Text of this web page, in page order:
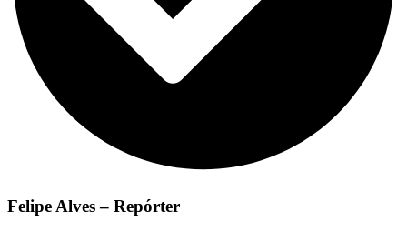
Felipe Alves – Repórter